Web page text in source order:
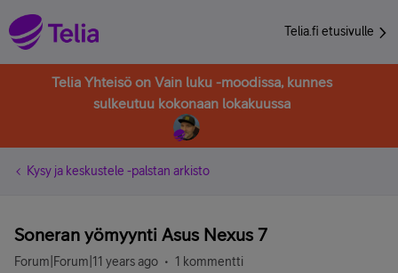
Telia.fi etusivulle
Telia Yhteisö on Vain luku -moodissa, kunnes
sulkeutuu kokonaan lokakuussa
Kysy ja keskustele -palstan arkisto
Soneran yömyynti Asus Nexus 7
Forum|Forum|11 years ago 1 kommentti